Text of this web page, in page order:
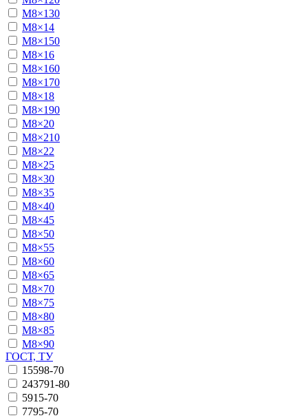
М8×130
М8×14
М8×150
М8×16
М8×160
М8×170
М8×18
М8×190
М8×20
М8×210
М8×22
М8×25
М8×30
М8×35
М8×40
М8×45
М8×50
М8×55
М8×60
М8×65
М8×70
М8×75
М8×80
М8×85
М8×90
ГОСТ, ТУ
15598-70
243791-80
5915-70
7795-70